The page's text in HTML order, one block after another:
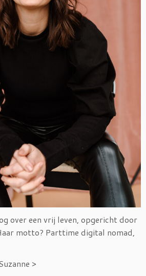
over een vrij leven, opgericht door
motto? Parttime digital nomad,
>